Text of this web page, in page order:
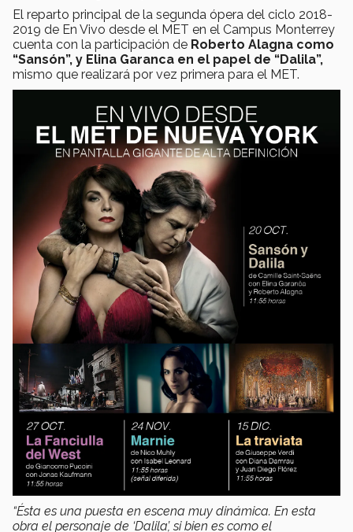
El reparto principal de la segunda ópera del ciclo 2018-
2019 de En Vivo desde el MET en el Campus Monterrey
cuenta con la participación de Roberto Alagna como
“Sansón”, y Elina Garanca en el papel de “Dalila”,
mismo que realizará por vez primera para el MET.
“Ésta es una puesta en escena muy dinámica. En esta
obra el personaje de ‘Dalila’, si bien es como el